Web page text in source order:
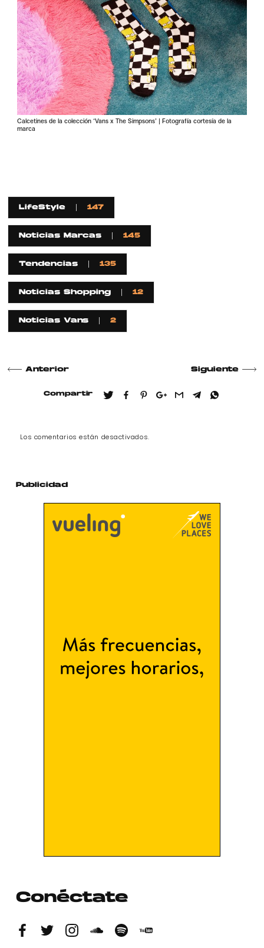
Calcetines de la colección ‘Vans x The Simpsons’ | Fotografía cortesía de la
marca
LifeStyle 147
Noticias Marcas 145
Tendencias 135
Noticias Shopping 12
Noticias Vans 2
Anterior Siguiente
Compartir
Los comentarios están desactivados.
Publicidad
Conéctate